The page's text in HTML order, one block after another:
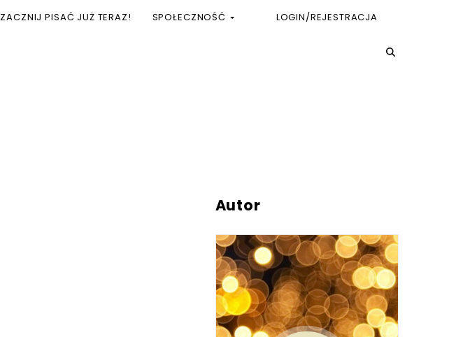
ZACZNIJ PISAĆ JUŻ TERAZ! SPOŁECZNOŚĆ LOGIN/REJESTRACJA
Autor